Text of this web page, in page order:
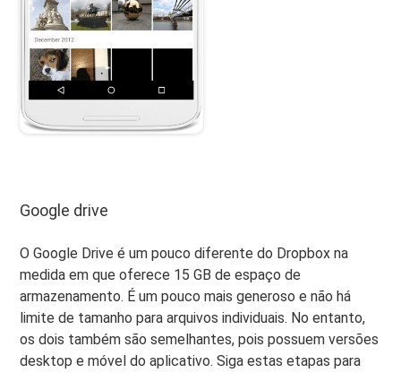
Google drive
O Google Drive é um pouco diferente do Dropbox na
medida em que oferece 15 GB de espaço de
armazenamento. É um pouco mais generoso e não há
limite de tamanho para arquivos individuais. No entanto,
os dois também são semelhantes, pois possuem versões
desktop e móvel do aplicativo. Siga estas etapas para